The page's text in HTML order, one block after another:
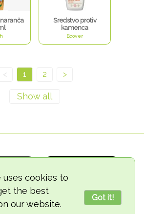
uses cookies to
the best
our website.
Got it!
Sredstvo protiv
kamenca
Ecover
< 1 2 >